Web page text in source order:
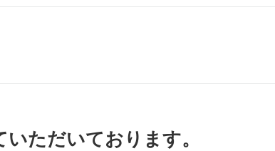
ただいております。